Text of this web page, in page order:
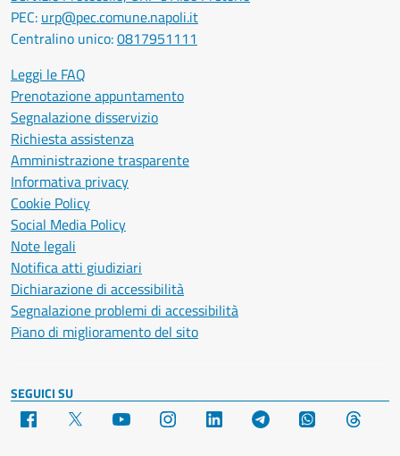
PEC: urp@pec.comune.napoli.it
Centralino unico:0817951111
Leggi le FAQ
Prenotazione appuntamento
Segnalazione disservizio
Richiesta assistenza
Amministrazione trasparente
Informativa privacy
Cookie Policy
Social Media Policy
Note legali
Notifica atti giudiziari
Dichiarazione di accessibilità
Segnalazione problemi di accessibilità
Piano di miglioramento del sito
SEGUICI SU
Facebook YouTube Instagram LinkedIn Telegram WhatsApp